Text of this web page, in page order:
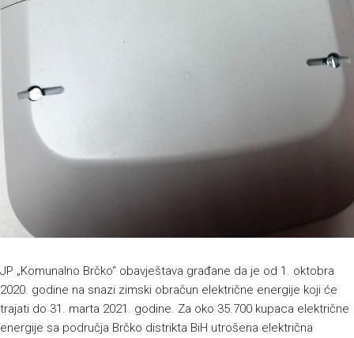
JP „Komunalno Brčko“ obavještava građane da je od 1. oktobra
2020. godine na snazi zimski obračun električne energije koji će
trajati do 31. marta 2021. godine. Za oko 35.700 kupaca električne
energije sa područja Brčko distrikta BiH utrošena električna